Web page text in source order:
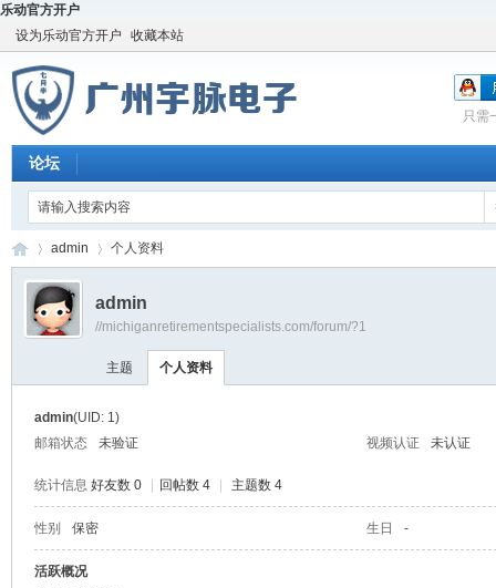
乐动官方开户
设为乐动官方开户
收藏本站
只需
论坛
›
admin 个人资料
admin
//michiganretirementspecialists.com/forum/?1
主题 个人资料
admin(UID: 1)
邮箱状态
未验证 视频认证 未认证
统计信息 好友数 0 回帖数 4 主题数 4
性别 保密 生日 -
活跃概况